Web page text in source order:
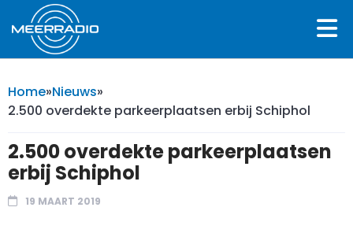
Home»Nieuws»
2.500 overdekte parkeerplaatsen erbij Schiphol
2.500 overdekte parkeerplaatsen
erbij Schiphol
19 MAART 2019